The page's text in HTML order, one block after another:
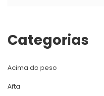
Categoria
Acima do peso
Afta